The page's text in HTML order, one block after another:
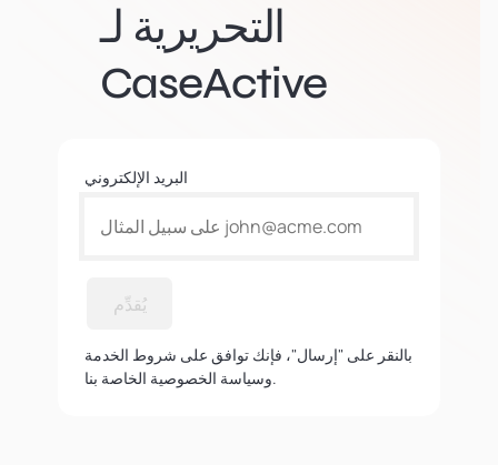
التحريرية لـ
CaseActive
البريد الإلكتروني
يُقدِّم
بالنقر على "إرسال"، فإنك توافق على شروط الخدمة
وسياسة الخصوصية الخاصة بنا.